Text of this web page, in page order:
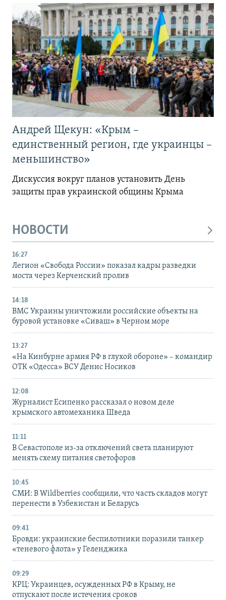
Андрей Щекун: «Крым –
единственный регион, где украинцы –
меньшинство»
Дискуссия вокруг планов установить День
защиты прав украинской общины Крыма
НОВОСТИ
16:27
Легион «Свобода России» показал кадры разведки
моста через Керченский пролив
14:18
ВМС Украины уничтожили российские объекты на
буровой установке «Сиваш» в Черном море
13:27
«На Кинбурне армия РФ в глухой обороне» – командир
ОТК «Одесса» ВСУ Денис Носиков
12:08
Журналист Есипенко рассказал о новом деле
крымского автомеханика Шведа
11:11
В Севастополе из-за отключений света планируют
менять схему питания светофоров
10:45
СМИ: В Wildberries сообщили, что часть складов могут
перенести в Узбекистан и Беларусь
09:41
Бровди: украинские беспилотники поразили танкер
«теневого флота» у Геленджика
09:29
КРЦ: Украинцев, осужденных РФ в Крыму, не
отпускают после истечения сроков